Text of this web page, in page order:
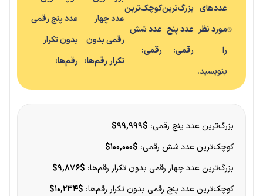
عددهای
مورد نظر
را
بنویسید.
بزرگ‌ترین
عدد پنج
رقمی:
کوچک‌ترین
عدد شش
رقمی:
عدد چهار
رقمی بدون
تکرار رقم‌ها:
عدد پنج رقمی
بدون تکرار
رقم‌ها:
بزرگ‌ترین عدد پنج رقمی: $۹۹,۹۹۹$
کوچک‌ترین عدد شش رقمی: $۱۰۰,۰۰۰$
بزرگ‌ترین عدد چهار رقمی بدون تکرار رقم‌ها: $۹,۸۷۶$
کوچک‌ترین عدد پنج رقمی بدون تکرار رقم‌ها: $۱۰,۲۳۴$